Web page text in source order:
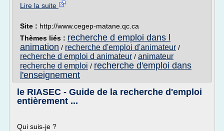
Lire la suite
Site : http://www.cegep-matane.qc.ca
Thèmes liés : recherche d emploi dans l
animation / recherche d'emploi d'animateur /
recherche d emploi d animateur / animateur
recherche d emploi / recherche d'emploi dans
l'enseignement
le RIASEC - Guide de la recherche d'emploi
entièrement ...
Qui suis-je ?